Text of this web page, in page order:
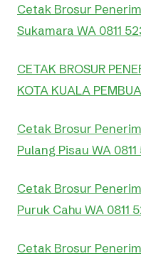
Cetak Brosur
Sukamara WA 0811
CETAK BROSUR
KOTA KUALA
Cetak Brosur
Pulang Pisau WA
Cetak Brosur
Puruk Cahu WA 0811
Cetak Brosur